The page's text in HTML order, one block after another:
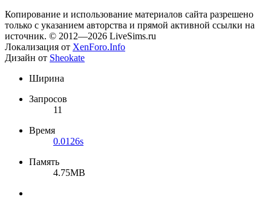
Копирование и использование материалов сайта разрешено
только с указанием авторства и прямой активной ссылки на
источник. © 2012—2026 LiveSims.ru
Локализация от XenForo.Info
Дизайн от Sheokate
Ширина
Запросов
11
Время
0.0126s
Память
4.75MB